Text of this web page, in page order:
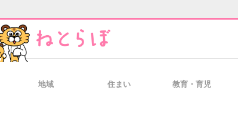
地域 住まい 教育・育児